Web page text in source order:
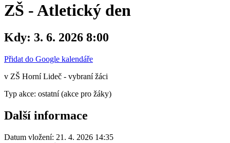
ZŠ - Atletický den
Kdy: 3. 6. 2026 8:00
Přidat do Google kalendáře
v ZŠ Horní Lideč - vybraní žáci
Typ akce: ostatní (akce pro žáky)
Další informace
Datum vložení: 21. 4. 2026 14:35